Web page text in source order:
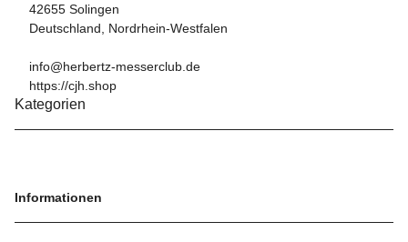
42655 Solingen
Deutschland, Nordrhein-Westfalen
info@herbertz-messerclub.de
https://cjh.shop
Kategorien
Informationen